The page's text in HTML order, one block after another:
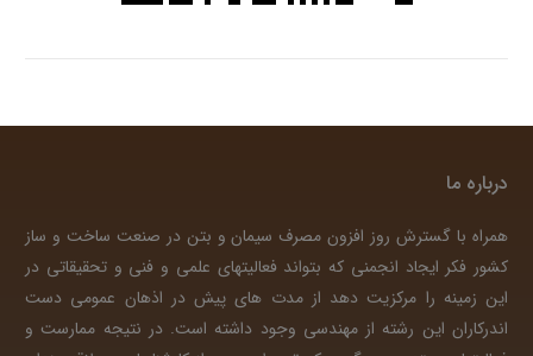
درباره ما
همراه با گسترش روز افزون مصرف سیمان و بتن در صنعت ساخت و ساز
کشور فکر ایجاد انجمنی که بتواند فعالیتهای علمی و فنی و تحقیقاتی در
این زمینه را مرکزیت دهد از مدت های پیش در اذهان عمومی دست
اندرکاران این رشته از مهندسی وجود داشته است. در نتیجه ممارست و